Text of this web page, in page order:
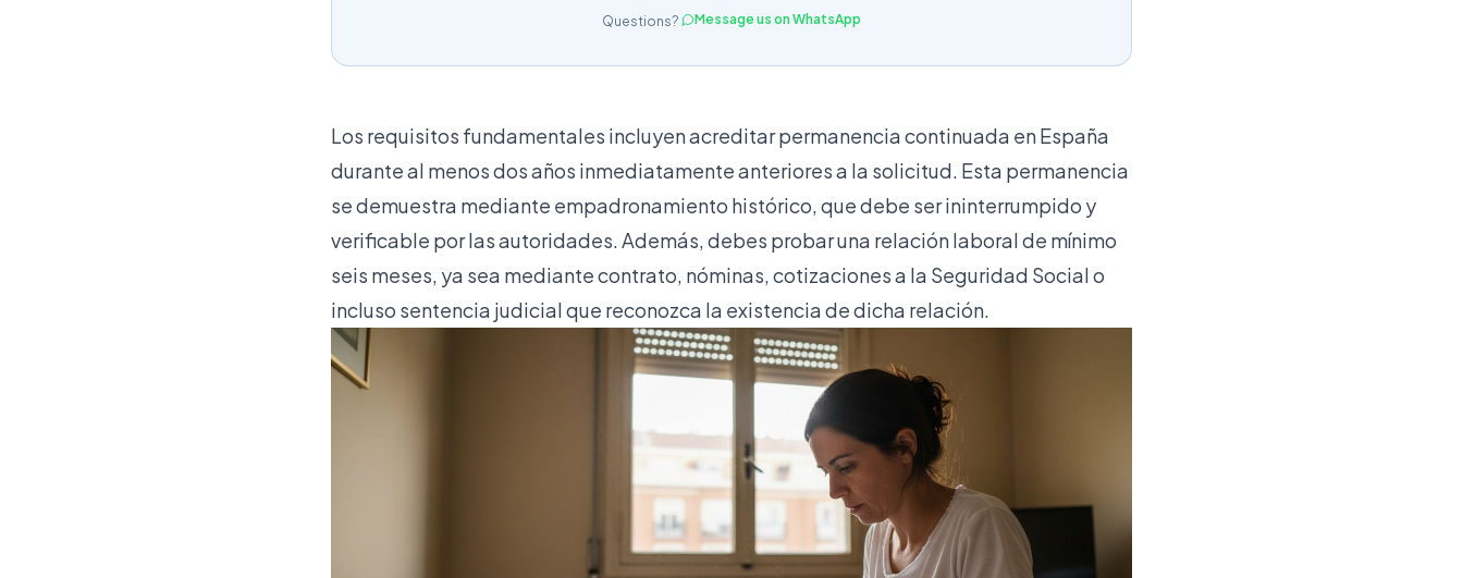
Questions? Message us on WhatsApp
Los requisitos fundamentales incluyen acreditar permanencia continuada en España
durante al menos dos años inmediatamente anteriores a la solicitud. Esta permanencia
se demuestra mediante empadronamiento histórico, que debe ser ininterrumpido y
verificable por las autoridades. Además, debes probar una relación laboral de mínimo
seis meses, ya sea mediante contrato, nóminas, cotizaciones a la Seguridad Social o
incluso sentencia judicial que reconozca la existencia de dicha relación.